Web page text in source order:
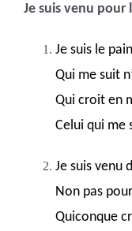
Je suis venu pour
Je suis le
Qui me suit
Qui croit en
Celui qui me
Je suis venu
Non pas
Quiconque